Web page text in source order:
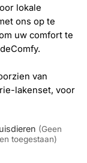
lokale
ons op te
uw comfort te
van
lakenset, voor
(Geen
toegestaan)